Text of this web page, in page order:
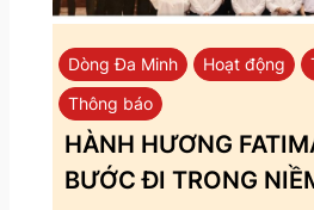
Dòng Đa Minh Hoạt động
Thông báo
HÀNH HƯƠNG
BƯỚC ĐI TRONG